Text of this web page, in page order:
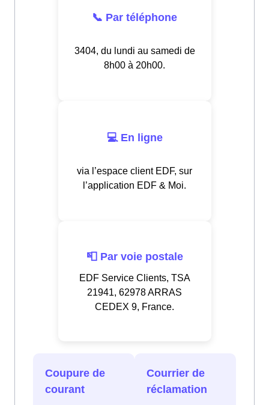
📞 Par téléphone
3404, du lundi au samedi de
8h00 à 20h00.
💻 En ligne
via l’espace client EDF, sur
l’application EDF & Moi.
📮 Par voie postale
EDF Service Clients, TSA
21941, 62978 ARRAS
CEDEX 9, France.
Coupure de
courant
Courrier de
réclamation